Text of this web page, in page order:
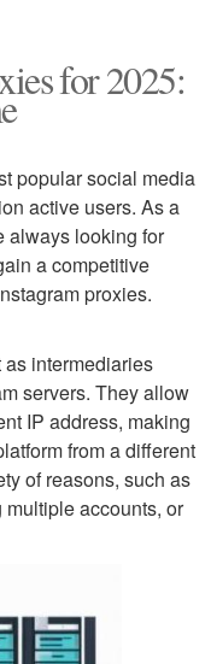
for 2025:
popular social media
active users. As a
always looking for
a competitive
proxies.
as intermediaries
servers. They allow
IP address, making
from a different
of reasons, such as
accounts, or